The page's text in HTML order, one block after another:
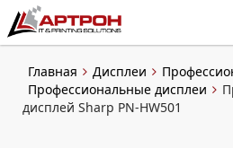
Главная Дисплеи
Профессиональные дисплеи
дисплей Sharp PN-HW501